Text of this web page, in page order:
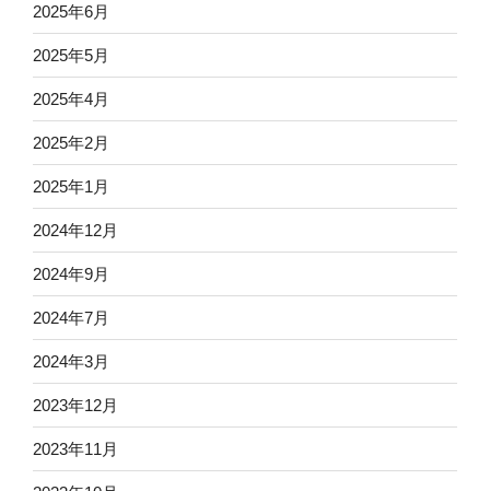
2025年6月
2025年5月
2025年4月
2025年2月
2025年1月
2024年12月
2024年9月
2024年7月
2024年3月
2023年12月
2023年11月